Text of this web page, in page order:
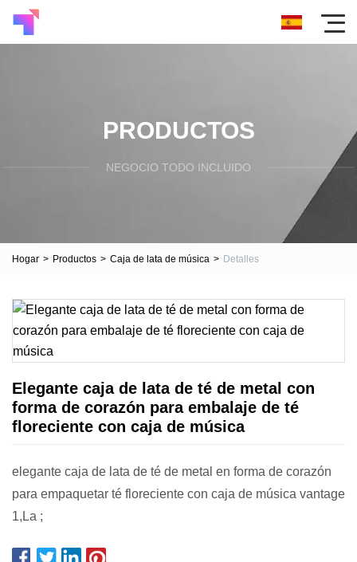
PRODUCTOS
NEGOCIO TODO INCLUIDO
Hogar > Productos > Caja de lata de música > Detalles
Elegante caja de lata de té de metal con
forma de corazón para embalaje de té
floreciente con caja de música
elegante caja de lata de té de metal en forma de corazón
para empaquetar té floreciente con caja de música vantage
1,La ;